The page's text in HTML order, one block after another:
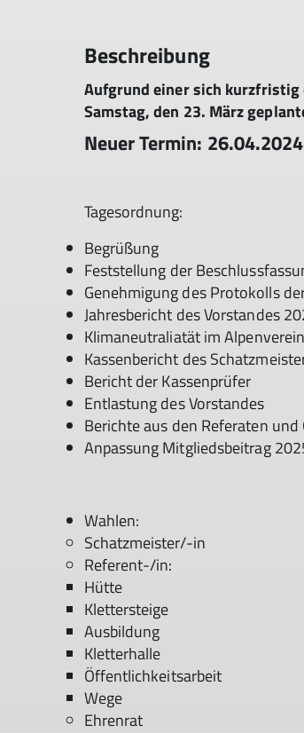
Beschreibung
Aufgrund einer sich
Samstag, den 23. März
Neuer Termin:
Tagesordnung:
Begrüßung
Feststellung der
Genehmigung des Protokolls
Jahresbericht des Vorstandes
Klimaneutraliatät im Alpenverein
Kassenbericht des
Bericht der Kassenprüfer
Entlastung des Vorstandes
Berichte aus den Referaten und
Anpassung Mitgliedsbeitrag
Wahlen:
Schatzmeister/-in
Referent-/in:
Hütte
Klettersteige
Ausbildung
Kletterhalle
Öffentlichkeitsarbeit
Wege
Ehrenrat